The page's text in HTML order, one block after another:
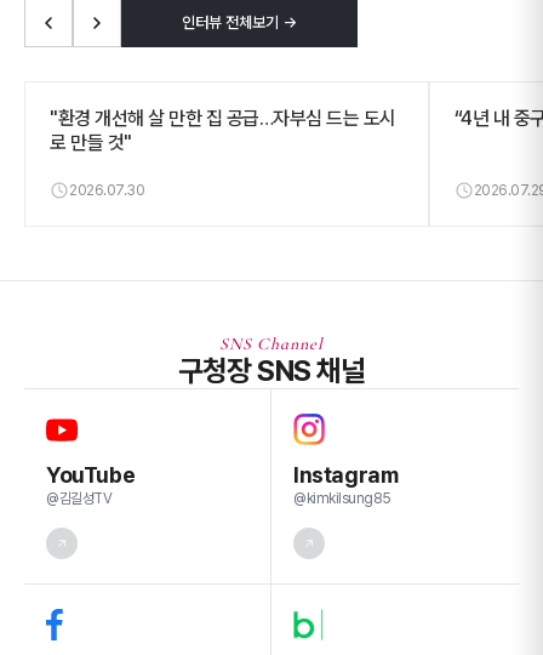
인터뷰 전체보기 →
"환경 개선해 살 만한 집 공급…자부심 드는 도시
로 만들 것"
2026.07.30
“4년 내 중
SNS Channel
구청장 SNS 채널
YouTube
@김길성TV
Instagram
@kimkilsung85